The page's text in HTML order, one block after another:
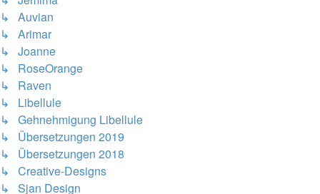
↳ Auvian
↳ Arimar
↳ Joanne
↳ RoseOrange
↳ Raven
↳ Libellule
↳ Gehnehmigung Libellule
↳ Übersetzungen 2019
↳ Übersetzungen 2018
↳ Creative-Designs
↳ Sjan Design